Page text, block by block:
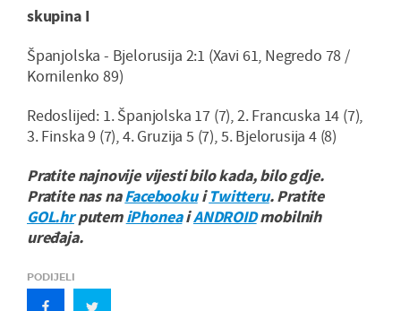
skupina I
Španjolska - Bjelorusija 2:1 (Xavi 61, Negredo 78 /
Kornilenko 89)
Redoslijed: 1. Španjolska 17 (7), 2. Francuska 14 (7),
3. Finska 9 (7), 4. Gruzija 5 (7), 5. Bjelorusija 4 (8)
Pratite najnovije vijesti bilo kada, bilo gdje.
Pratite nas naFacebookuiTwitteru. Pratite
GOL.hrputemiPhoneaiANDROIDmobilnih
uređaja.
PODIJELI